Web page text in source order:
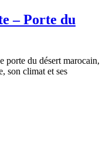
– Porte du
porte du désert marocain,
son climat et ses